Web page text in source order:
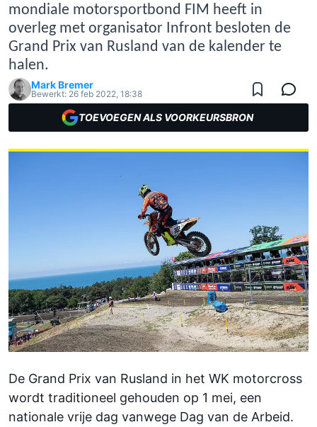
mondiale motorsportbond FIM heeft in
overleg met organisator Infront besloten de
Grand Prix van Rusland van de kalender te
halen.
Mark Bremer
Bewerkt: 26 feb 2022, 18:38
TOEVOEGEN ALS VOORKEURSBRON
De Grand Prix van Rusland in het WK motorcross
wordt traditioneel gehouden op 1 mei, een
nationale vrije dag vanwege Dag van de Arbeid.